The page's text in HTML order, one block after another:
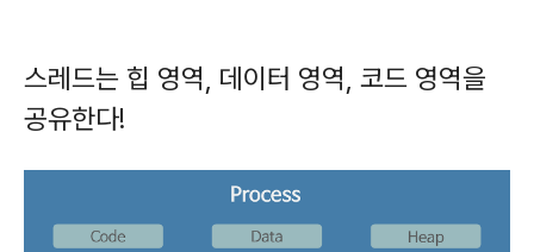
스레드는 힙 영역, 데이터 영역, 코드 영역을
공유한다!